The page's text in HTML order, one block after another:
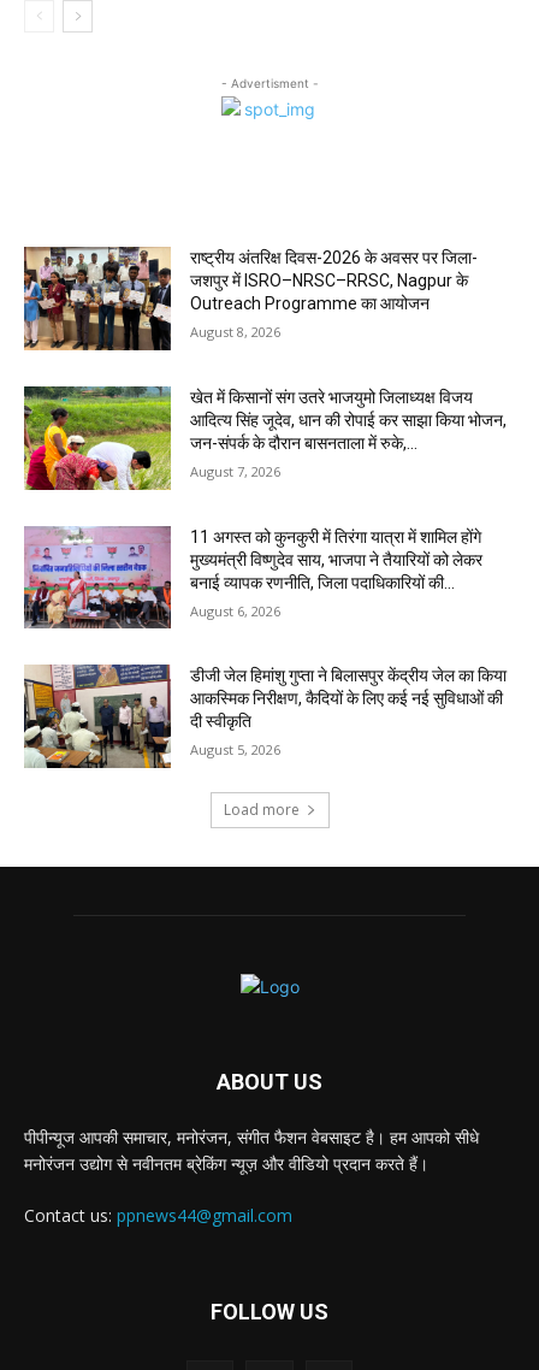
- Advertisment -
राष्ट्रीय अंतरिक्ष दिवस-2026 के अवसर पर जिला-
जशपुर में ISRO–NRSC–RRSC, Nagpur के
Outreach Programme का आयोजन
August 8, 2026
खेत में किसानों संग उतरे भाजयुमो जिलाध्यक्ष विजय
आदित्य सिंह जूदेव, धान की रोपाई कर साझा किया भोजन,
जन-संपर्क के दौरान बासनताला में रुके,...
August 7, 2026
11 अगस्त को कुनकुरी में तिरंगा यात्रा में शामिल होंगे
मुख्यमंत्री विष्णुदेव साय, भाजपा ने तैयारियों को लेकर
बनाई व्यापक रणनीति, जिला पदाधिकारियों की...
August 6, 2026
डीजी जेल हिमांशु गुप्ता ने बिलासपुर केंद्रीय जेल का किया
आकस्मिक निरीक्षण, कैदियों के लिए कई नई सुविधाओं की
दी स्वीकृति
August 5, 2026
Load more
ABOUT US
पीपीन्यूज आपकी समाचार, मनोरंजन, संगीत फैशन वेबसाइट है। हम आपको सीधे
मनोरंजन उद्योग से नवीनतम ब्रेकिंग न्यूज़ और वीडियो प्रदान करते हैं।
Contact us: ppnews44@gmail.com
FOLLOW US